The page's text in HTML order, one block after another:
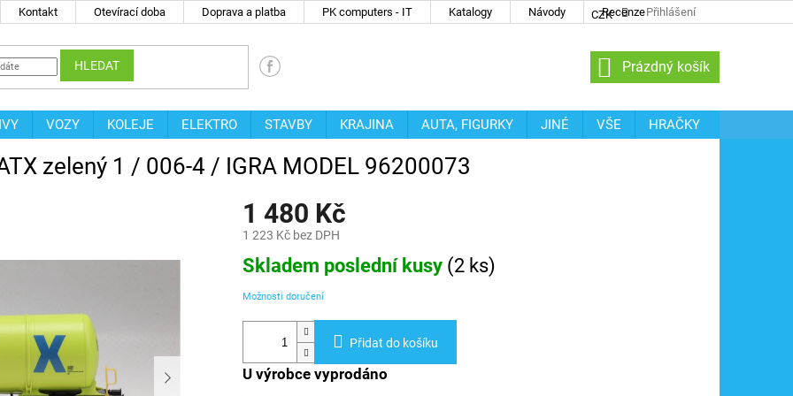
Kontakt Otevírací doba Doprava a platba PK computers - IT Katalogy Návody Recenze
CZK Přihlášení
HLEDAT
NÁKUPNÍ
KOŠÍK
Prázdný košík
VOZY KOLEJE ELEKTRO STAVBY KRAJINA AUTA, FIGURKY JINÉ VŠE
HRAČKY
zelený 1 / 006-4 / IGRA MODEL 96200073
1 480 Kč
1 223 Kč bez DPH
Měrná
cena:
Skladem poslední kusy (2 ks)
Možnosti doručení
Přidat do košíku
U výrobce vyprodáno